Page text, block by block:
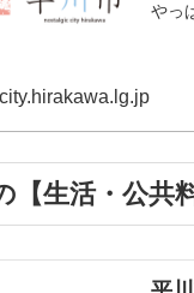
やっ
【生活・公共